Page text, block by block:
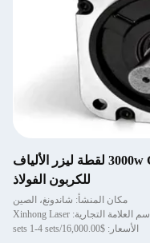
DXP شكل مدعوم المعدن 3015 3000w Cnc لقطة ليزر الألياف
للكربون الفولاذ
مكان المنشأ: شاندونغ، الصين
اسم العلامة التجارية: Xinhong Laser
الأسعار: $16,000.00/sets 1-4 sets